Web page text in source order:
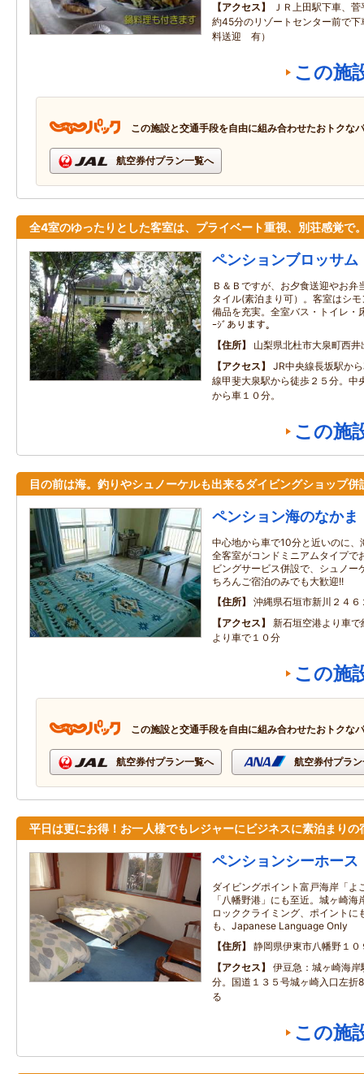
アクセス
ＪＲ上田駅下車、
約45分のリゾートセンター前で下
料送迎 有）
この施
この施設と交通手段を自由に組み合わせたおトクな
航空券付プラン一覧へ
全4室のゆったりとした客室は、プライベート重視、別荘感覚で
ペンションブロッサム
Ｂ＆Ｂですが、お夕食送迎やお弁
タイル(素泊まり可）。客室はシ
備品を充実。全室バス・トイレ・
ｰｼﾞあります。
住所
山梨県北杜市大泉町西井
アクセス
JR中央線長坂駅か
線甲斐大泉駅から徒歩２５分。中
から車１０分。
この施
目の前は海。釣りやシュノーケルも出来るダイビングショップ併
ペンション海のなかま
中心地から車で10分と近いのに
全客室がコンドミニアムタイプで
ビングサービス併設で、シュノー
ちろんご宿泊のみでも大歓迎!!
住所
沖縄県石垣市新川２４６
アクセス
新石垣空港より車
より車で１０分
この施
この施設と交通手段を自由に組み合わせたおトクな
航空券付プラン一覧へ 航空券付プラ
平日は更にお得！お一人様でもレジャーにビジネスに素泊まりの
ペンションシーホース
ダイビングポイント富戸海岸「よ
「八幡野港」にも至近。城ヶ崎
ロッククライミング、ポイントに
も、Japanese Language Only
住所
静岡県伊東市八幡野１０
アクセス
伊豆急：城ヶ崎海
分。国道１３５号城ヶ崎入口左折
る
この施